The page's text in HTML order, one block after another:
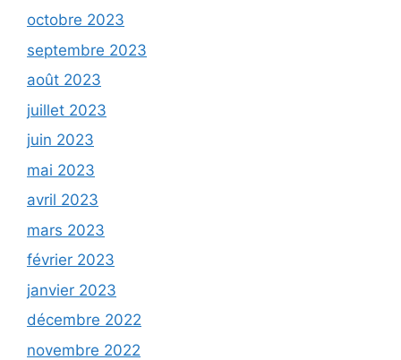
octobre 2023
septembre 2023
août 2023
juillet 2023
juin 2023
mai 2023
avril 2023
mars 2023
février 2023
janvier 2023
décembre 2022
novembre 2022